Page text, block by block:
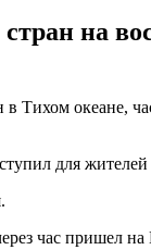
на
Тихом океане,
для
час пришел на